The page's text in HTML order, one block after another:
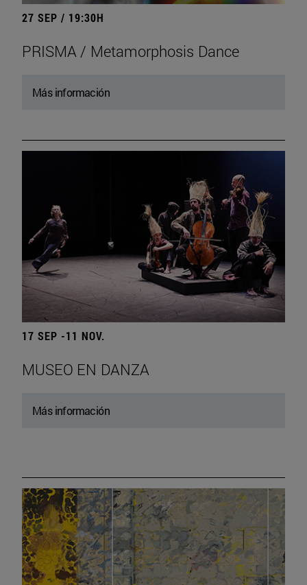
27 SEP / 19:30H
PRISMA / Metamorphosis Dance
Más información
17 SEP -11 NOV.
MUSEO EN DANZA
Más información